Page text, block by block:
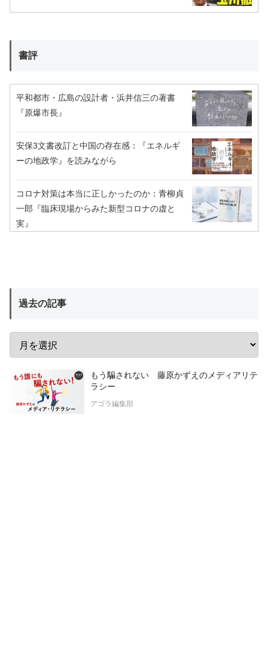
書評
平和都市・広島の設計者・浜井信三の著書
『原爆市長』
安保3文書改訂と中国の存在感：『エネルギ
ーの地政学』を読みながら
コロナ対策は本当に正しかったのか：青柳貞
一郎『臨床現場からみた新型コロナの虚と
実』
過去の記事
もう騙されない 藤原かずえのメディアリテ
ラシー
アゴラ編集部